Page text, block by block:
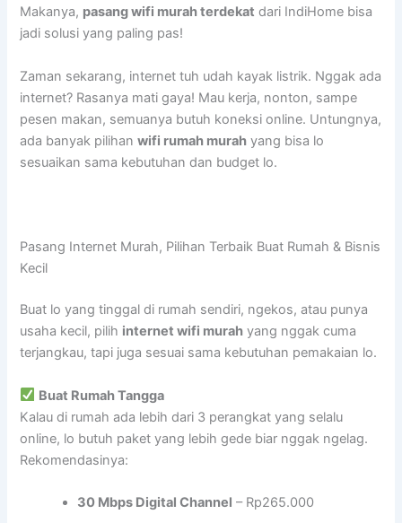
Makanya, pasang wifi murah terdekat dari IndiHome bisa
jadi solusi yang paling pas!
Zaman sekarang, internet tuh udah kayak listrik. Nggak ada
internet? Rasanya mati gaya! Mau kerja, nonton, sampe
pesen makan, semuanya butuh koneksi online. Untungnya,
ada banyak pilihanwifi rumah murah yang bisa lo
sesuaikan sama kebutuhan dan budget lo.
Pasang Internet Murah, Pilihan Terbaik Buat Rumah & Bisnis
Kecil
Buat lo yang tinggal di rumah sendiri, ngekos, atau punya
usaha kecil, pilih internet wifi murah yang nggak cuma
terjangkau, tapi juga sesuai sama kebutuhan pemakaian lo.
Buat Rumah Tangga
Kalau di rumah ada lebih dari 3 perangkat yang selalu
online, lo butuh paket yang lebih gede biar nggak ngelag.
Rekomendasinya:
30 Mbps Digital Channel – Rp265.000